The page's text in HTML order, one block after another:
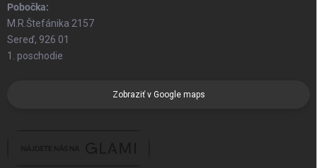
Pobočka:
M.R.Štefánika 2157
Sereď, 926 01
1. poschodie
Zobraziť v Google maps